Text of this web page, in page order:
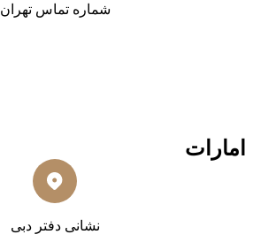
شماره تماس تهران
امارات
نشانی دفتر دبی